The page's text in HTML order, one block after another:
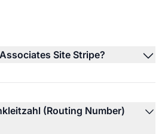
Site Stripe?
(Routing Number)